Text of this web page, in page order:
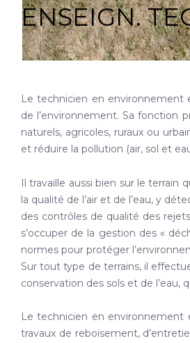
ENSEIGN.
Le technicien en environnement
de l’environnement. Sa fonction
naturels, agricoles, ruraux ou
et réduire la pollution (air, sol et
Il travaille aussi bien sur le terrain
la qualité de l’air et de l’eau, y
des contrôles de qualité des
s’occuper de la gestion des «
normes pour protéger
Sur tout type de terrains, il
conservation des sols et de l’eau,
Le technicien en environnement
travaux de reboisement,